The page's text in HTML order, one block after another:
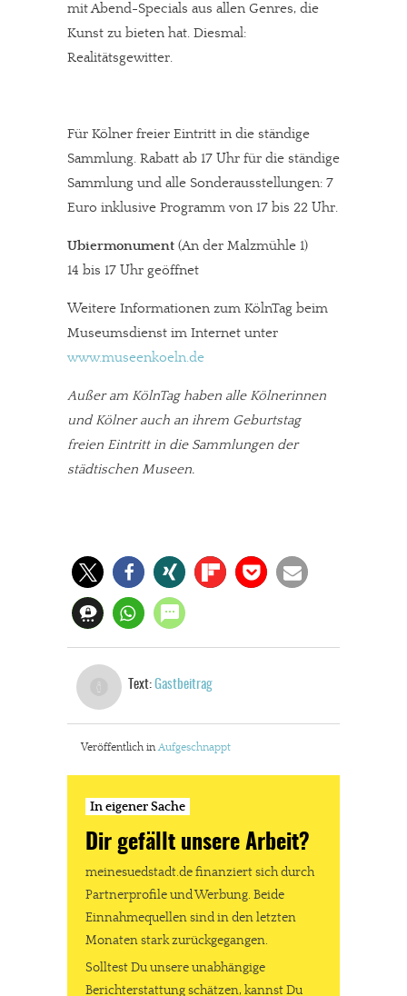
mit Abend-Specials aus allen Genres, die
Kunst zu bieten hat. Diesmal:
Realitätsgewitter.
Für Kölner freier Eintritt in die ständige
Sammlung. Rabatt ab 17 Uhr für die ständige
Sammlung und alle Sonderausstellungen: 7
Euro inklusive Programm von 17 bis 22 Uhr.
Ubiermonument (An der Malzmühle 1)
14 bis 17 Uhr geöffnet
Weitere Informationen zum KölnTag beim
Museumsdienst im Internet unter
www.museenkoeln.de
Außer am KölnTag haben alle Kölnerinnen
und Kölner auch an ihrem Geburtstag
freien Eintritt in die Sammlungen der
städtischen Museen.
Text: Gastbeitrag
Veröffentlich inAufgeschnappt
In eigener Sache
Dir gefällt unsere Arbeit?
meinesuedstadt.de finanziert sich durch
Partnerprofile und Werbung. Beide
Einnahmequellen sind in den letzten
Monaten stark zurückgegangen.
Solltest Du unsere unabhängige
Berichterstattung schätzen, kannst Du